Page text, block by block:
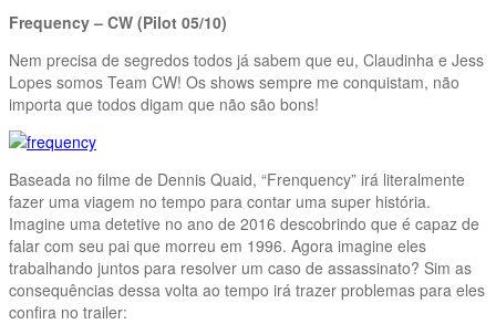
Frequency – CW (Pilot 05/10)
Nem precisa de segredos todos já sabem que eu, Claudinha e Jess
Lopes somos Team CW! Os shows sempre me conquistam, não
importa que todos digam que não são bons!
Baseada no filme de Dennis Quaid, “Frenquency” irá literalmente
fazer uma viagem no tempo para contar uma super história.
Imagine uma detetive no ano de 2016 descobrindo que é capaz de
falar com seu pai que morreu em 1996. Agora imagine eles
trabalhando juntos para resolver um caso de assassinato? Sim as
consequências dessa volta ao tempo irá trazer problemas para eles
confira no trailer: